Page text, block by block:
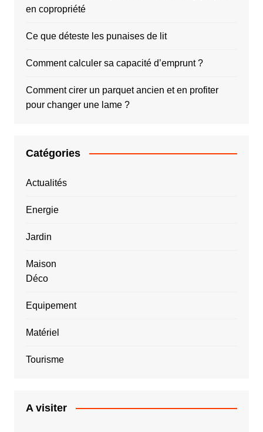
en copropriété
Ce que déteste les punaises de lit
Comment calculer sa capacité d’emprunt ?
Comment cirer un parquet ancien et en profiter
pour changer une lame ?
Catégories
Actualités
Energie
Jardin
Maison
Déco
Equipement
Matériel
Tourisme
A visiter